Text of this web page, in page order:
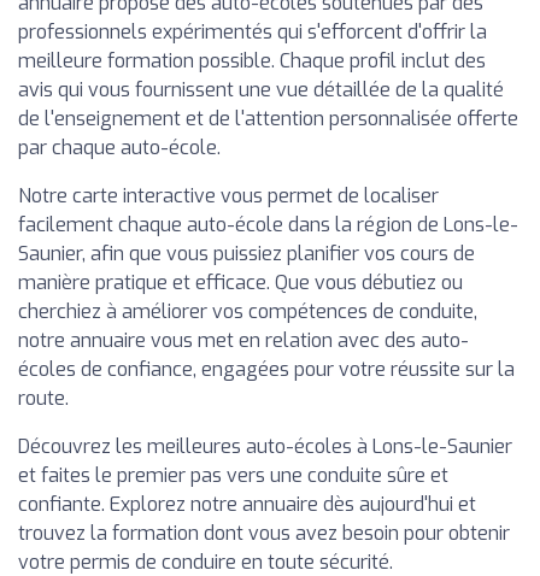
professionnels expérimentés qui s'efforcent d'offrir la
meilleure formation possible. Chaque profil inclut des
avis qui vous fournissent une vue détaillée de la qualité
de l'enseignement et de l'attention personnalisée offerte
par chaque auto-école.
Notre carte interactive vous permet de localiser
facilement chaque auto-école dans la région de Lons-le-
Saunier, afin que vous puissiez planifier vos cours de
manière pratique et efficace. Que vous débutiez ou
cherchiez à améliorer vos compétences de conduite,
notre annuaire vous met en relation avec des auto-
écoles de confiance, engagées pour votre réussite sur la
route.
Découvrez les meilleures auto-écoles à Lons-le-Saunier
et faites le premier pas vers une conduite sûre et
confiante. Explorez notre annuaire dès aujourd'hui et
trouvez la formation dont vous avez besoin pour obtenir
votre permis de conduire en toute sécurité.